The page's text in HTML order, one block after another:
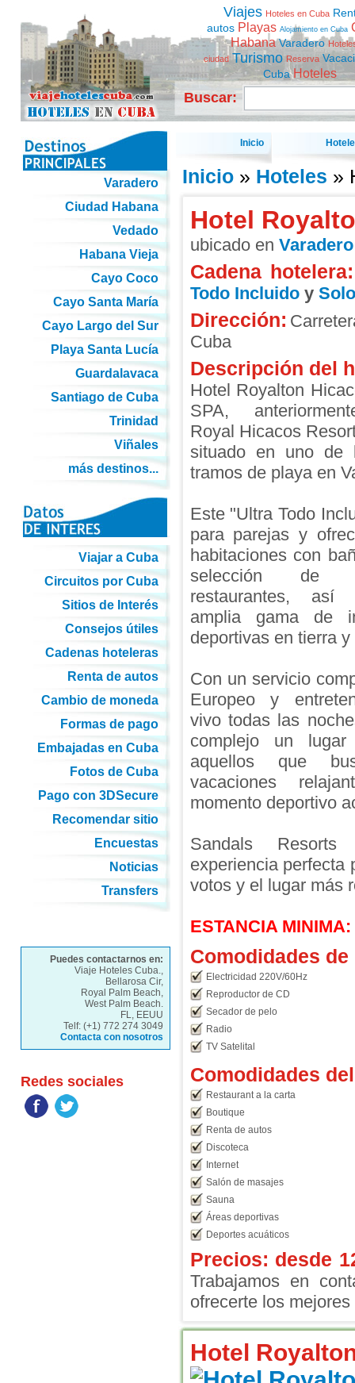
Viajes Hoteles en Cuba
autos Playas Alojamiento en Cuba
Habana Varadero
ciudad Turismo Reserva
Cuba Hoteles
Buscar:
Inicio
Inicio» Hoteles »
Hotel
ubicado en Varadero
Cadena hotelera:
Todo Incluidoy
Dirección:
Cuba
Descripción del
Hotel Royalton
SPA,
Royal Hicacos
situado en uno de
tramos de playa en
Este "Ultra Todo
para parejas y
habitaciones con
selección de
restaurantes, así
amplia gama de
deportivas en tierra y
Con un servicio
Europeo y
vivo todas las
complejo un
aquellos que
vacaciones
momento deportivo
Sandals
experiencia perfecta
votos y el lugar más
ESTANCIA
Comodidades
Electricidad 220V/60Hz
Reproductor de CD
Secador de pelo
Radio
TV Satelital
Comodidades
Restaurant a la carta
Boutique
Renta de autos
Discoteca
Internet
Salón de masajes
Sauna
Áreas deportivas
Deportes acuáticos
Precios: desde
Trabajamos en
ofrecerte los
Hotel
Varadero
Ciudad Habana
Vedado
Habana Vieja
Cayo Coco
Cayo Santa María
Cayo Largo del Sur
Playa Santa Lucía
Guardalavaca
Santiago de Cuba
Trinidad
Viñales
más destinos...
Viajar a Cuba
Circuitos por Cuba
Sitios de Interés
Consejos útiles
Cadenas hoteleras
Renta de autos
Cambio de moneda
Formas de pago
Embajadas en Cuba
Fotos de Cuba
Pago con 3DSecure
Recomendar sitio
Encuestas
Noticias
Transfers
Puedes contactarnos en:
Viaje Hoteles Cuba.,
Bellarosa Cir,
Royal Palm Beach,
West Palm Beach.
FL, EEUU
Telf: (+1) 772 274 3049
Contacta con nosotros
Redes sociales